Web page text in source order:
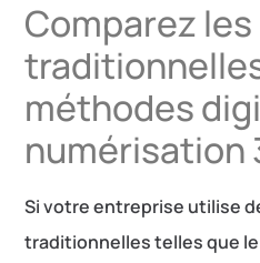
Comparez
méthodes
numérisation
Si votre entreprise utilise
traditionnelles telles que